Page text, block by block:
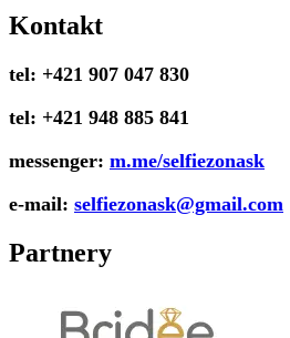
Kontakt
tel: +421 907 047 830
tel: +421 948 885 841
messenger: m.me/selfiezonask
e-mail: selfiezonask@gmail.com
Partnery